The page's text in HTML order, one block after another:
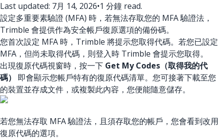
Last updated: 7月 14, 2026•1 分鐘 read.
設定多重要素驗證 (MFA) 時，若無法存取您的 MFA 驗證法，
Trimble 會提供作為安全帳戶復原選項的備份碼。
您首次設定 MFA 時，Trimble 將提示您取得代碼。若您已設定
MFA，但尚未取得代碼，則登入時 Trimble 會提示您取得。
出現復原代碼視窗時，按一下 Get My Codes（取得我的代
碼）
即會顯示您帳戶特有的復原代碼清單。您可接著下載至您
的裝置並存成文件，或複製此內容，您便能隨意儲存。
若您無法存取 MFA 驗證法，且須存取您的帳戶，您會看到改用
復原代碼的選項。